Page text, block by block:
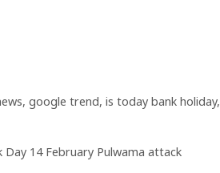
, google trend, is today bank holiday,
Day 14 February Pulwama attack